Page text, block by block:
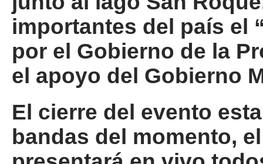
importantes del país el
por el Gobierno de la
el apoyo del Gobierno
El cierre del evento
bandas del momento,